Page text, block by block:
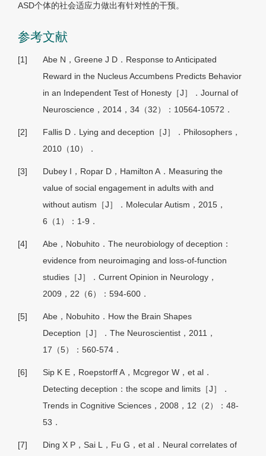
ASD个体的社会适应力做出有针对性的干预。
参考文献
[1]
Abe N，Greene J D．Response to Anticipated
Reward in the Nucleus Accumbens Predicts Behavior
in an Independent Test of Honesty［J］．Journal of
Neuroscience，2014，34（32）：10564-10572．
[2]
Fallis D．Lying and deception［J］．Philosophers，
2010（10）．
[3]
Dubey I，Ropar D，Hamilton A．Measuring the
value of social engagement in adults with and
without autism［J］．Molecular Autism，2015，
6（1）：1-9．
[4]
Abe，Nobuhito．The neurobiology of deception：
evidence from neuroimaging and loss-of-function
studies［J］．Current Opinion in Neurology，
2009，22（6）：594-600．
[5]
Abe，Nobuhito．How the Brain Shapes
Deception［J］．The Neuroscientist，2011，
17（5）：560-574．
[6]
Sip K E，Roepstorff A，Mcgregor W，et al．
Detecting deception：the scope and limits［J］．
Trends in Cognitive Sciences，2008，12（2）：48-
53．
[7]
Ding X P，Sai L，Fu G，et al．Neural correlates of